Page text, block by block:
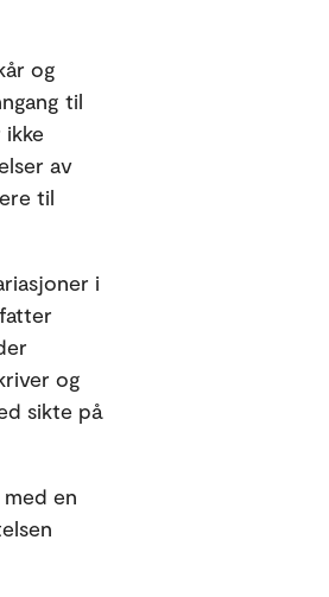
og
til
av
til
i
og
sikte på
en